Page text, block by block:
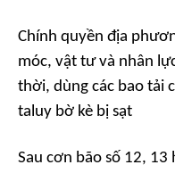
Chính quyền địa
móc, vật tư và nhân
thời, dùng các bao tải
taluy bờ kè bị sạt
Sau cơn bão số 12,